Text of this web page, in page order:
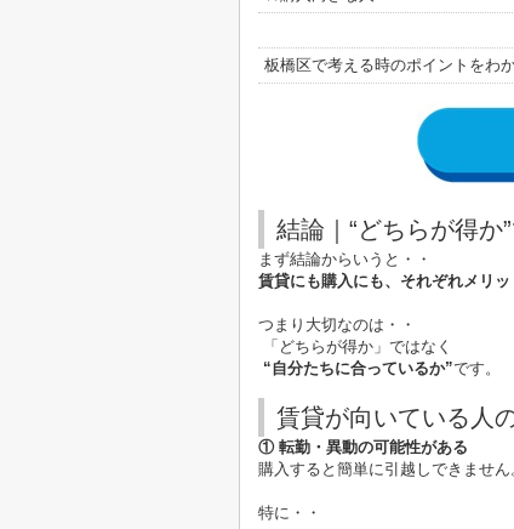
板橋区で考える時のポイントをわ
結論｜“どちらが得か
まず結論からいうと・・
賃貸にも購入にも、それぞれメリッ
つまり大切なのは・・
「どちらが得か」ではなく
“自分たちに合っているか”です。
賃貸が向いている人
① 転勤・異動の可能性がある
購入すると簡単に引越しできません
特に・・